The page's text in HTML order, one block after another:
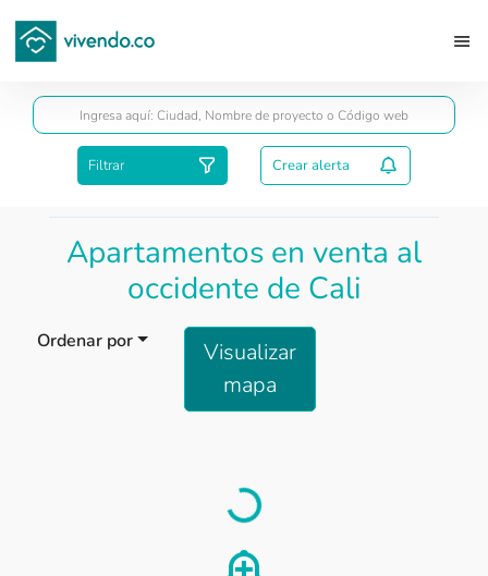
Filtrar Crear alerta
Apartamentos en venta al
occidente de Cali
Ordenar por
Visualizar
mapa
Load
Guardar